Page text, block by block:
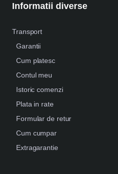
Informatii diverse
Transport
Garantii
Cum platesc
Contul meu
Istoric comenzi
Plata in rate
Formular de retur
Cum cumpar
Extragarantie